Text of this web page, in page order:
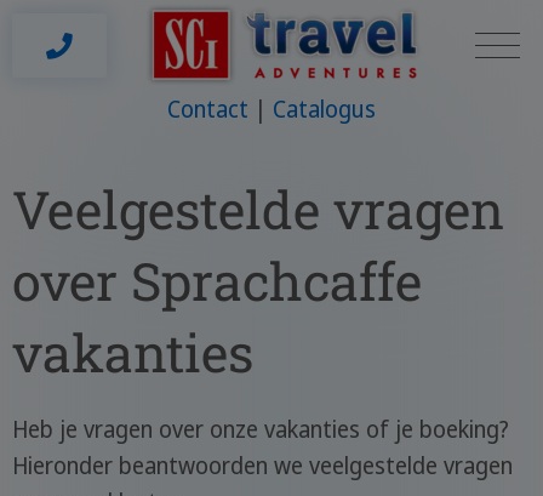
Contact Catalogus
Veelgestelde vragen
over Sprachcaffe
vakanties
Heb je vragen over onze vakanties of je boeking?
Hieronder beantwoorden we veelgestelde vragen